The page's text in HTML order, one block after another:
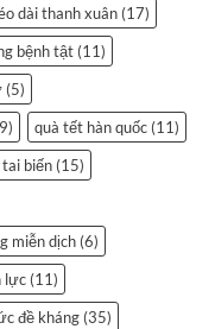
dài thanh xuân (17)
bệnh tật (11)
(5)
quà tết hàn quốc (11)
tai biến (15)
miễn dịch (6)
lực (11)
đề kháng (35)